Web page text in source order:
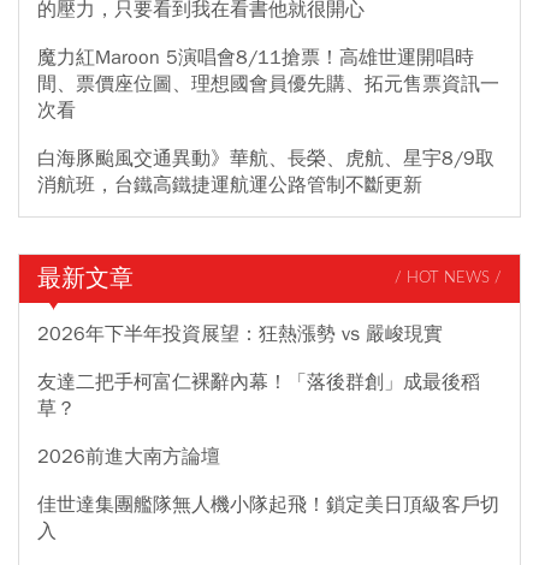
的壓力，只要看到我在看書他就很開心
魔力紅Maroon 5演唱會8/11搶票！高雄世運開唱時
間、票價座位圖、理想國會員優先購、拓元售票資訊一
次看
白海豚颱風交通異動》華航、長榮、虎航、星宇8/9取
消航班，台鐵高鐵捷運航運公路管制不斷更新
最新文章 / HOT NEWS /
2026年下半年投資展望：狂熱漲勢 vs 嚴峻現實
友達二把手柯富仁裸辭內幕！「落後群創」成最後稻
草？
2026前進大南方論壇
佳世達集團艦隊無人機小隊起飛！鎖定美日頂級客戶切
入